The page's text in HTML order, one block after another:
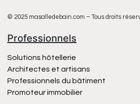
© 2025 masalledebain.com – Tous droits
Professionnels
Solutions hôtellerie
Architectes et artisans
Professionnels du bâtiment
Promoteur immobilier